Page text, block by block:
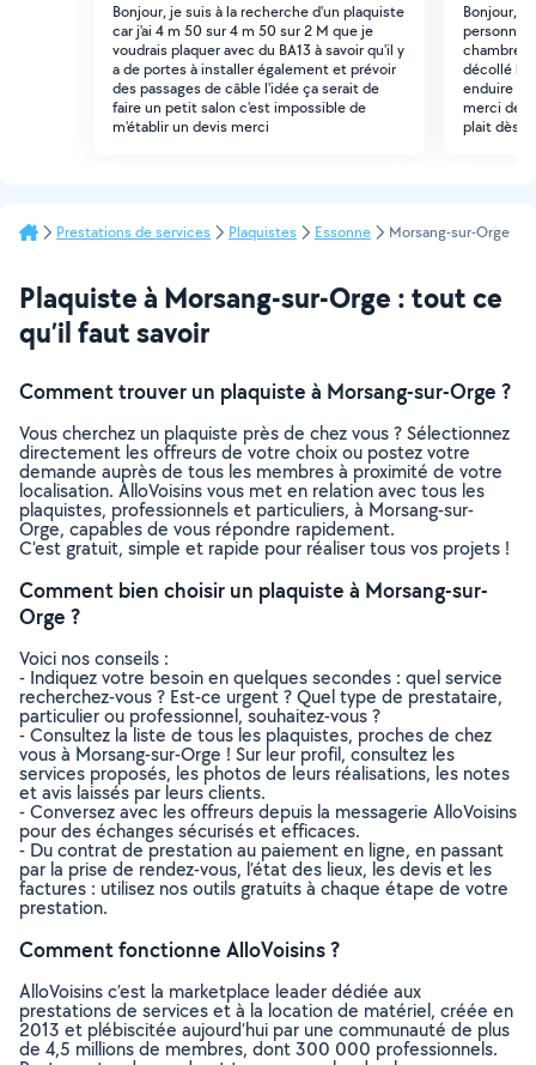
Bonjour, je suis à la recherche d'un plaquiste
car j'ai 4 m 50 sur 4 m 50 sur 2 M que je
voudrais plaquer avec du BA13 à savoir qu'il y
a de portes à installer également et prévoir
des passages de câble l'idée ça serait de
faire un petit salon c'est impossible de
m'établir un devis merci
Bonjour,
personne
chambre
décollé
enduire
merci de
plait dès
Prestations de services Plaquistes Essonne Morsang-sur-Orge
Plaquiste à Morsang-sur-Orge : tout ce
qu’il faut savoir
Comment trouver un plaquiste à Morsang-sur-Orge ?
Vous cherchez un plaquiste près de chez vous ? Sélectionnez
directement les offreurs de votre choix ou postez votre
demande auprès de tous les membres à proximité de votre
localisation. AlloVoisins vous met en relation avec tous les
plaquistes, professionnels et particuliers, à Morsang-sur-
Orge, capables de vous répondre rapidement.
C’est gratuit, simple et rapide pour réaliser tous vos projets !
Comment bien choisir un plaquiste à Morsang-sur-
Orge ?
Voici nos conseils :
- Indiquez votre besoin en quelques secondes : quel service
recherchez-vous ? Est-ce urgent ? Quel type de prestataire,
particulier ou professionnel, souhaitez-vous ?
- Consultez la liste de tous les plaquistes, proches de chez
vous à Morsang-sur-Orge ! Sur leur profil, consultez les
services proposés, les photos de leurs réalisations, les notes
et avis laissés par leurs clients.
- Conversez avec les offreurs depuis la messagerie AlloVoisins
pour des échanges sécurisés et efficaces.
- Du contrat de prestation au paiement en ligne, en passant
par la prise de rendez-vous, l’état des lieux, les devis et les
factures : utilisez nos outils gratuits à chaque étape de votre
prestation.
Comment fonctionne AlloVoisins ?
AlloVoisins c’est la marketplace leader dédiée aux
prestations de services et à la location de matériel, créée en
2013 et plébiscitée aujourd’hui par une communauté de plus
de 4,5 millions de membres, dont 300 000 professionnels.